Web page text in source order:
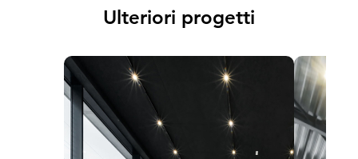
Ulteriori progetti